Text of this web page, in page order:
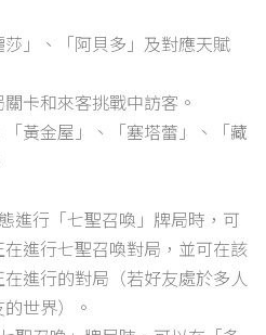
」、「阿貝多」及對應天賦
卡和來客挑戰中訪客。
黃金屋」、「塞塔蕾」、「藏
進行「七聖召喚」牌局時，可
進行七聖召喚對局，並可在該
進行的對局（若好友處於多人
世界）。